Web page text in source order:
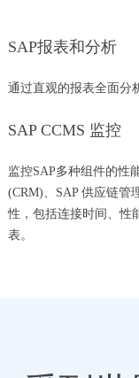
SAP报表和分析
通过直观的报表全面分
SAP CCMS 监控
监控SAP多种组件的性
(CRM)、SAP 供应链管
性，包括连接时间、性
表。